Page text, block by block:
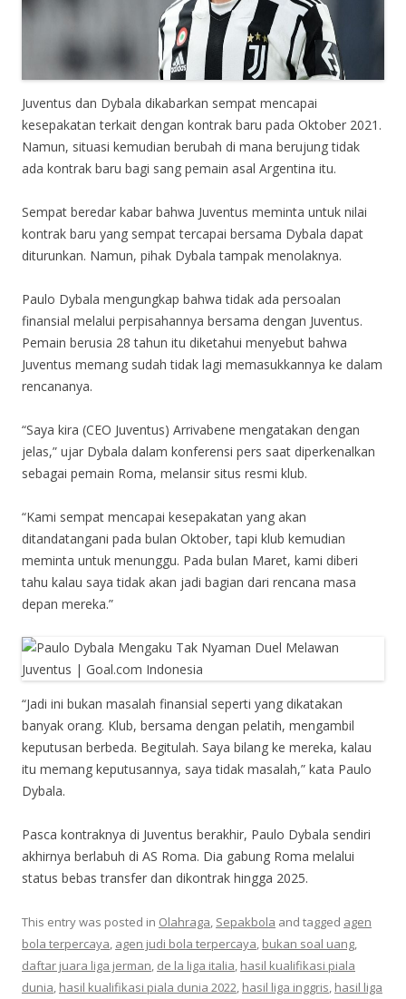
Juventus dan Dybala dikabarkan sempat mencapai
kesepakatan terkait dengan kontrak baru pada Oktober 2021.
Namun, situasi kemudian berubah di mana berujung tidak
ada kontrak baru bagi sang pemain asal Argentina itu.
Sempat beredar kabar bahwa Juventus meminta untuk nilai
kontrak baru yang sempat tercapai bersama Dybala dapat
diturunkan. Namun, pihak Dybala tampak menolaknya.
Paulo Dybala mengungkap bahwa tidak ada persoalan
finansial melalui perpisahannya bersama dengan Juventus.
Pemain berusia 28 tahun itu diketahui menyebut bahwa
Juventus memang sudah tidak lagi memasukkannya ke dalam
rencananya.
“Saya kira (CEO Juventus) Arrivabene mengatakan dengan
jelas,” ujar Dybala dalam konferensi pers saat diperkenalkan
sebagai pemain Roma, melansir situs resmi klub.
“Kami sempat mencapai kesepakatan yang akan
ditandatangani pada bulan Oktober, tapi klub kemudian
meminta untuk menunggu. Pada bulan Maret, kami diberi
tahu kalau saya tidak akan jadi bagian dari rencana masa
depan mereka.”
“Jadi ini bukan masalah finansial seperti yang dikatakan
banyak orang. Klub, bersama dengan pelatih, mengambil
keputusan berbeda. Begitulah. Saya bilang ke mereka, kalau
itu memang keputusannya, saya tidak masalah,” kata Paulo
Dybala.
Pasca kontraknya di Juventus berakhir, Paulo Dybala sendiri
akhirnya berlabuh di AS Roma. Dia gabung Roma melalui
status bebas transfer dan dikontrak hingga 2025.
This entry was posted in Olahraga, Sepakbola and tagged agen
bola terpercaya, agen judi bola terpercaya, bukan soal uang,
daftar juara liga jerman, de la liga italia, hasil kualifikasi piala
dunia, hasil kualifikasi piala dunia 2022, hasil liga inggris, hasil liga